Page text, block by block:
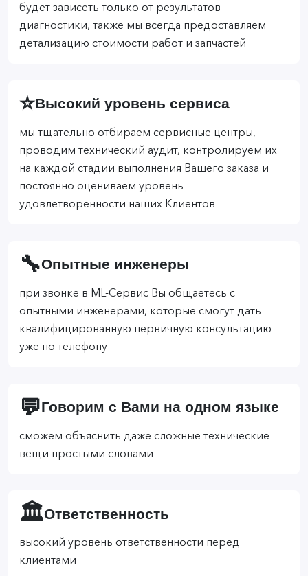
будет зависеть только от результатов
диагностики, также мы всегда предоставляем
детализацию стоимости работ и запчастей
⭐Высокий уровень сервиса
мы тщательно отбираем сервисные центры,
проводим технический аудит, контролируем их
на каждой стадии выполнения Вашего заказа и
постоянно оцениваем уровень
удовлетворенности наших Клиентов
🔧Опытные инженеры
при звонке в ML-Сервис Вы общаетесь с
опытными инженерами, которые смогут дать
квалифицированную первичную консультацию
уже по телефону
💬Говорим с Вами на одном языке
сможем объяснить даже сложные технические
вещи простыми словами
🏛️Ответственность
высокий уровень ответственности перед
клиентами